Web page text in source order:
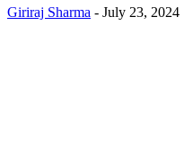
Giriraj Sharma - July 23, 2024